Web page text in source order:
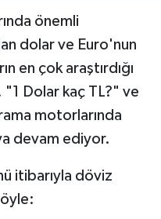
önemli
dolar ve Euro'nun
en çok araştırdığı
"1 Dolar kaç TL?" ve
motorlarında
devam ediyor.
itibarıyla döviz